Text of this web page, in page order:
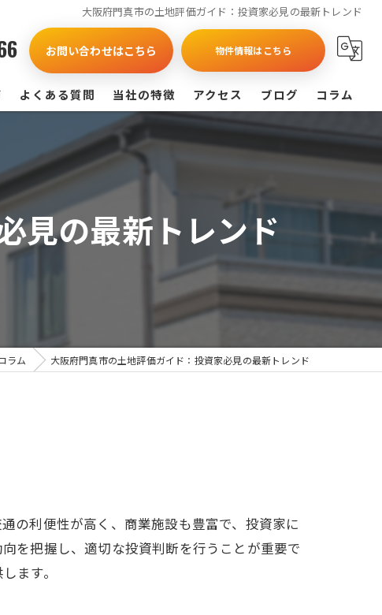
大阪府門真市の土地評価ガイド：投資家必見の最新トレンド
お問い合わせはこちら 物件情報はこちら
よくある質問 当社の特徴
買取
戸建て
マンション
アクセス ブログ コラム
見の最新トレンド
ラム 大阪府門真市の土地評価ガイド：投資家必見の最新トレンド
の利便性が高く、商業施設も豊富で、投資家に
を把握し、適切な投資判断を行うことが重要で
ます。